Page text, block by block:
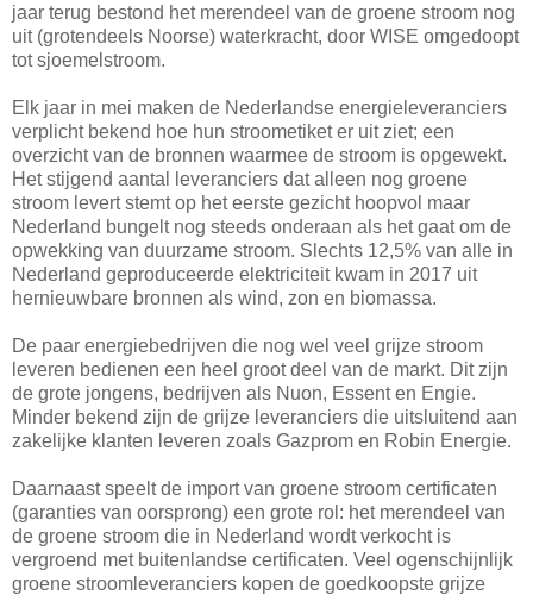
jaar terug bestond het merendeel van de groene stroom nog
uit (grotendeels Noorse) waterkracht, door WISE omgedoopt
tot sjoemelstroom.
Elk jaar in mei maken de Nederlandse energieleveranciers
verplicht bekend hoe hun stroometiket er uit ziet; een
overzicht van de bronnen waarmee de stroom is opgewekt.
Het stijgend aantal leveranciers dat alleen nog groene
stroom levert stemt op het eerste gezicht hoopvol maar
Nederland bungelt nog steeds onderaan als het gaat om de
opwekking van duurzame stroom. Slechts 12,5% van alle in
Nederland geproduceerde elektriciteit kwam in 2017 uit
hernieuwbare bronnen als wind, zon en biomassa.
De paar energiebedrijven die nog wel veel grijze stroom
leveren bedienen een heel groot deel van de markt. Dit zijn
de grote jongens, bedrijven als Nuon, Essent en Engie.
Minder bekend zijn de grijze leveranciers die uitsluitend aan
zakelijke klanten leveren zoals Gazprom en Robin Energie.
Daarnaast speelt de import van groene stroom certificaten
(garanties van oorsprong) een grote rol: het merendeel van
de groene stroom die in Nederland wordt verkocht is
vergroend met buitenlandse certificaten. Veel ogenschijnlijk
groene stroomleveranciers kopen de goedkoopste grijze